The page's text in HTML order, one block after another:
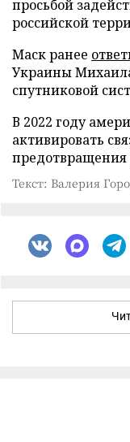
просьбой
российской
Маск ранее
Украины
спутниковой
В 2022 году
активировать
предотвращения
Текст: Валерия